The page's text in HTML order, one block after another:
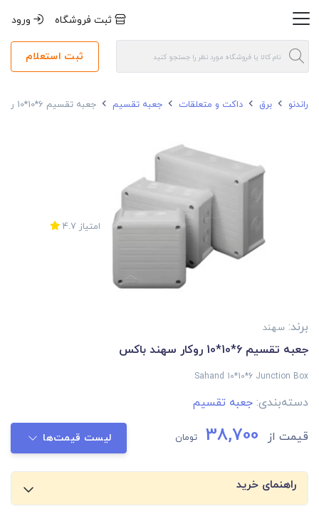
ثبت فروشگاه ورود
ثبت استعلام
راندنو برق داکت و متعلقات جعبه تقسیم جعبه تقسیم 6*10*10 روکار سهند باکس
امتیاز 4.7
برند: سهند
جعبه تقسیم 6*10*10 روکار سهند باکس
Sahand 10*10*6 Junction Box
دسته‌بندی: جعبه تقسیم
قیمت از 38,700 تومان لیست قیمت‌ها
راهنمای خرید